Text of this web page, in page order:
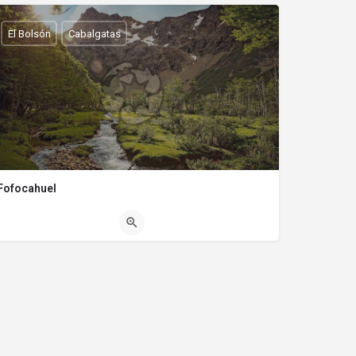
El Bolsón Cabalgatas